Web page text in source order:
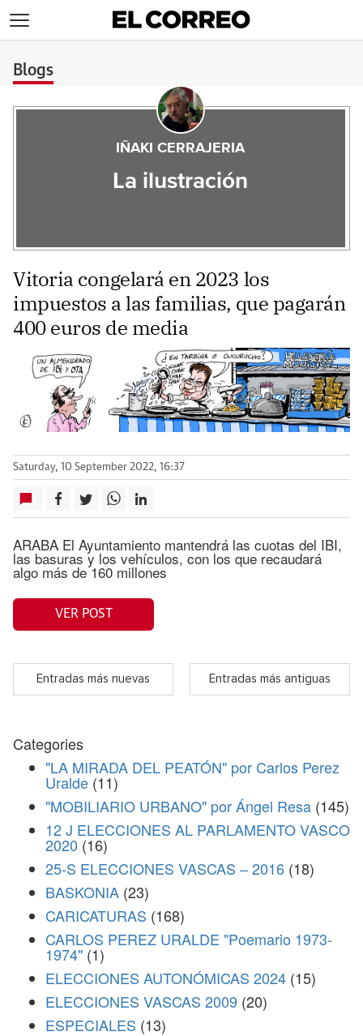
Blogs
IÑAKI CERRAJERIA
La ilustración
Vitoria congelará en 2023 los
impuestos a las familias, que pagarán
400 euros de media
Saturday, 10 September 2022, 16:37
ARABA El Ayuntamiento mantendrá las cuotas del IBI,
las basuras y los vehículos, con los que recaudará
algo más de 160 millones
VER POST
Entradas más nuevas Entradas más antiguas
Categories
"LA MIRADA DEL PEATÓN" por Carlos Perez
Uralde (11)
"MOBILIARIO URBANO" por Ángel Resa (145)
12 J ELECCIONES AL PARLAMENTO VASCO
2020 (16)
25-S ELECCIONES VASCAS – 2016 (18)
BASKONIA (23)
CARICATURAS (168)
CARLOS PEREZ URALDE "Poemario 1973-
1974" (1)
ELECCIONES AUTONÓMICAS 2024 (15)
ELECCIONES VASCAS 2009 (20)
ESPECIALES (13)